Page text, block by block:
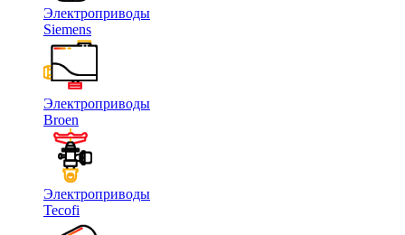
Электроприводы
Siemens
Электроприводы
Broen
Электроприводы
Tecofi